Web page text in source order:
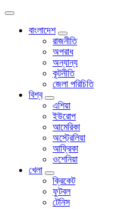
বাংলাদেশ
রাজনীতি
অপরাধ
অন্যান্য
কূটনীতি
জেলা পরিচিতি
বিশ্ব
এশিয়া
ইউরোপ
আমেরিকা
অস্ট্রেলিয়া
আফ্রিকা
ওশেনিয়া
খেলা
ক্রিকেট
ফুটবল
টেনিস